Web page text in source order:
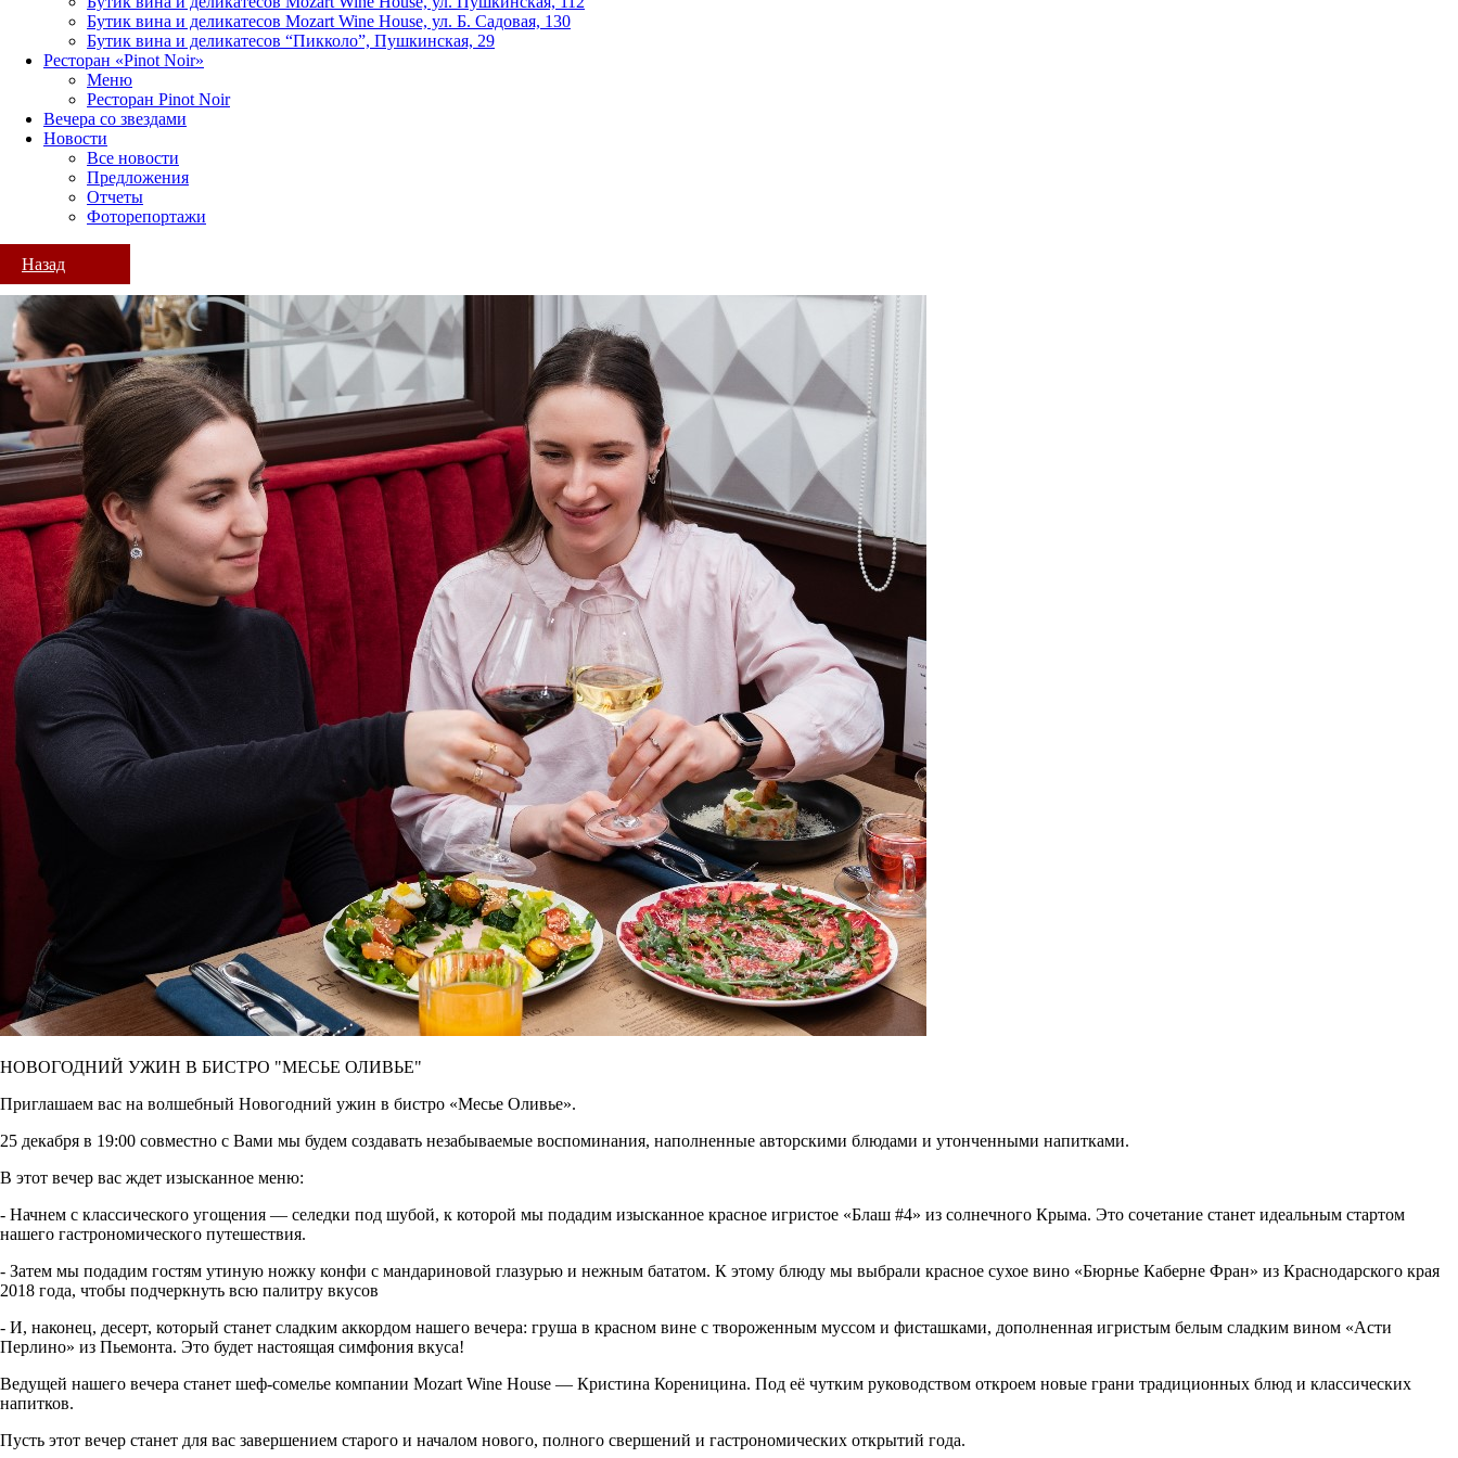
Бутик вина и деликатесов Mozart Wine House, ул. Б. Садовая, 130
Бутик вина и деликатесов “Пикколо”, Пушкинская, 29
Ресторан «Pinot Noir»
Меню
Ресторан Pinot Noir
Вечера со звездами
Новости
Все новости
Предложения
Отчеты
Фоторепортажи
Назад
НОВОГОДНИЙ УЖИН В БИСТРО "МЕСЬЕ ОЛИВЬЕ"
Приглашаем вас на волшебный Новогодний ужин в бистро «Месье Оливье».
25 декабря в 19:00 совместно с Вами мы будем создавать незабываемые воспоминания, наполненные авторскими блюдами и утонченными напитками.
В этот вечер вас ждет изысканное меню:
- Начнем с классического угощения — селедки под шубой, к которой мы подадим изысканное красное игристое «Блаш #4» из солнечного Крыма. Это сочетание станет идеальным стартом
нашего гастрономического путешествия.
- Затем мы подадим гостям утиную ножку конфи с мандариновой глазурью и нежным бататом. К этому блюду мы выбрали красное сухое вино «Бюрнье Каберне Фран» из Краснодарского края
2018 года, чтобы подчеркнуть всю палитру вкусов
- И, наконец, десерт, который станет сладким аккордом нашего вечера: груша в красном вине с твороженным муссом и фисташками, дополненная игристым белым сладким вином «Асти
Перлино» из Пьемонта. Это будет настоящая симфония вкуса!
Ведущей нашего вечера станет шеф-сомелье компании Mozart Wine House — Кристина Кореницина. Под её чутким руководством откроем новые грани традиционных блюд и классических
напитков.
Пусть этот вечер станет для вас завершением старого и началом нового, полного свершений и гастрономических открытий года.